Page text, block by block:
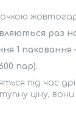
раз на
1 паковання
пар).
під час
ціну,